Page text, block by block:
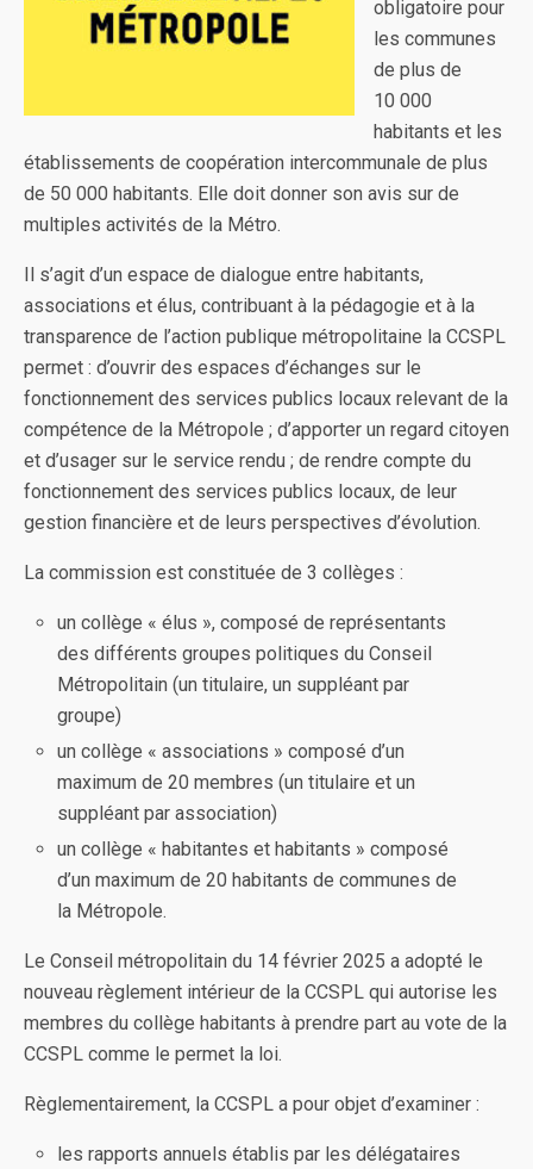
obligatoire pour
les communes
de plus de
10 000
habitants et les
établissements de coopération intercommunale de plus
de 50 000 habitants. Elle doit donner son avis sur de
multiples activités de la Métro.
Il s’agit d’un espace de dialogue entre habitants,
associations et élus, contribuant à la pédagogie et à la
transparence de l’action publique métropolitaine la CCSPL
permet : d’ouvrir des espaces d’échanges sur le
fonctionnement des services publics locaux relevant de la
compétence de la Métropole ; d’apporter un regard citoyen
et d’usager sur le service rendu ; de rendre compte du
fonctionnement des services publics locaux, de leur
gestion financière et de leurs perspectives d’évolution.
La commission est constituée de 3 collèges :
un collège « élus », composé de représentants
des différents groupes politiques du Conseil
Métropolitain (un titulaire, un suppléant par
groupe)
un collège « associations » composé d’un
maximum de 20 membres (un titulaire et un
suppléant par association)
un collège « habitantes et habitants » composé
d’un maximum de 20 habitants de communes de
la Métropole.
Le Conseil métropolitain du 14 février 2025 a adopté le
nouveau règlement intérieur de la CCSPL qui autorise les
membres du collège habitants à prendre part au vote de la
CCSPL comme le permet la loi.
Règlementairement, la CCSPL a pour objet d’examiner :
les rapports annuels établis par les délégataires